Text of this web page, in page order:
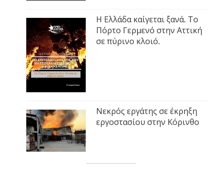
Η Ελλάδα καίγεται ξανά. Το
Πόρτο Γερμενό στην Αττική
σε πύρινο κλοιό.
Νεκρός εργάτης σε έκρηξη
εργοστασίου στην Κόρινθο